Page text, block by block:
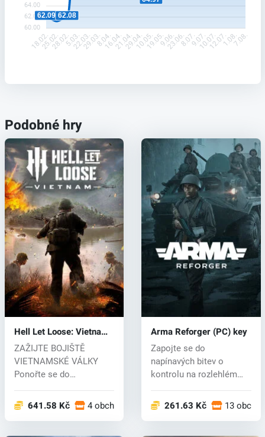
64.00
62.00
60.00
62.09 62.08
18.02.25.02.28.02.5.03.22.03.29.03.8.04.16.04.21.04.29.04.10.05.19.05.9.06.23.06.8.07.9.07.10.07.12.07.1.08.7.08.
Podobné hry
Hell Let Loose: Vietnam
(PC) key
ZAŽIJTE BOJIŠTĚ
VIETNAMSKÉ VÁLKY
Ponořte se do
vietn...641.58 Kč 4 obchodech
Arma Reforger (PC) key
Zapojte se do
napínavých bitev o
kontrolu na rozlehlém
261.63 Kč 13